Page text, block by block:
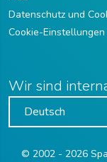
Datenschutz und
Cookie-Einstellungen
Wir sind
© 2002 - 2026